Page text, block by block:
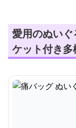
愛用のぬい
ケット付き